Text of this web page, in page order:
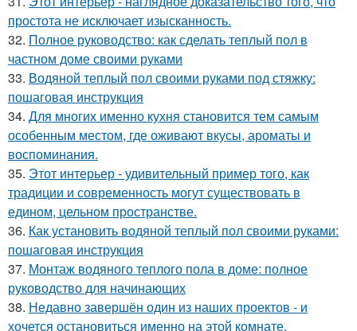
простота не исключает изысканность.
32. Полное руководство: как сделать теплый пол в
частном доме своими руками
33. Водяной теплый пол своими руками под стяжку:
пошаговая инструкция
34. Для многих именно кухня становится тем самым
особенным местом, где оживают вкусы, ароматы и
воспоминания.
35. Этот интерьер - удивительный пример того, как
традиции и современность могут существовать в
едином, цельном пространстве.
36. Как установить водяной теплый пол своими руками:
пошаговая инструкция
37. Монтаж водяного теплого пола в доме: полное
руководство для начинающих
38. Недавно завершён один из наших проектов - и
хочется остановиться именно на этой комнате.